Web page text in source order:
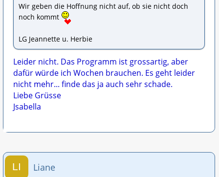
Wir geben die Hoffnung nicht auf, ob sie nicht doch
noch kommt
LG Jeannette u. Herbie
Leider nicht. Das Programm ist grossartig, aber
dafür würde ich Wochen brauchen. Es geht leider
nicht mehr... finde das ja auch sehr schade.
Liebe Grüsse
Jsabella
Liane